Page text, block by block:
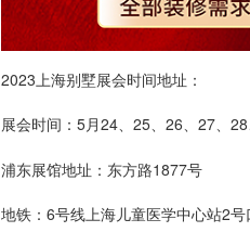
2023上海别墅展会时间地址：
展会时间： 5月24、25、26、27、
浦东展馆地址：东方路1877号
地铁： 6号线上海儿童医学中心站2